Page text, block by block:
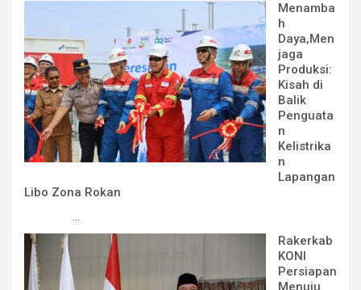
Menamba
h
Daya,Men
jaga
Produksi:
Kisah di
Balik
Penguata
n
Kelistrika
n
Lapangan
Libo Zona Rokan
...
Rakerkab
KONI
Persiapan